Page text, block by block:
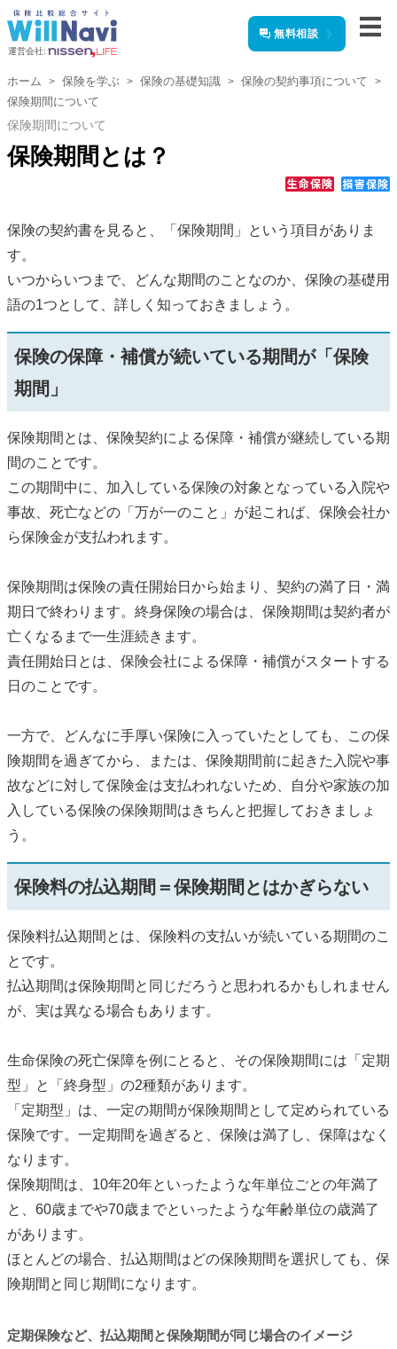
運営会社:
無料相談
ホーム 保険を学ぶ 保険の基礎知識
保険の契約事項について
保険期間について
保険期間について
保険期間とは？
保険の契約書を見ると、「保険期間」という項目がありま
す。
いつからいつまで、どんな期間のことなのか、保険の基礎用
語の1つとして、詳しく知っておきましょう。
保険の保障・補償が続いている期間が「保険
期間」
保険期間とは、保険契約による保障・補償が継続している期
間のことです。
この期間中に、加入している保険の対象となっている入院や
事故、死亡などの「万が一のこと」が起これば、保険会社か
ら保険金が支払われます。
保険期間は保険の責任開始日から始まり、契約の満了日・満
期日で終わります。終身保険の場合は、保険期間は契約者が
亡くなるまで一生涯続きます。
責任開始日とは、保険会社による保障・補償がスタートする
日のことです。
一方で、どんなに手厚い保険に入っていたとしても、この保
険期間を過ぎてから、または、保険期間前に起きた入院や事
故などに対して保険金は支払われないため、自分や家族の加
入している保険の保険期間はきちんと把握しておきましょ
う。
保険料の払込期間＝保険期間とはかぎらない
保険料払込期間とは、保険料の支払いが続いている期間のこ
とです。
払込期間は保険期間と同じだろうと思われるかもしれません
が、実は異なる場合もあります。
生命保険の死亡保障を例にとると、その保険期間には「定期
型」と「終身型」の2種類があります。
「定期型」は、一定の期間が保険期間として定められている
保険です。一定期間を過ぎると、保険は満了し、保障はなく
なります。
保険期間は、10年20年といったような年単位ごとの年満了
と、60歳までや70歳までといったような年齢単位の歳満了
があります。
ほとんどの場合、払込期間はどの保険期間を選択しても、保
険期間と同じ期間になります。
定期保険など、払込期間と保険期間が同じ場合のイメージ